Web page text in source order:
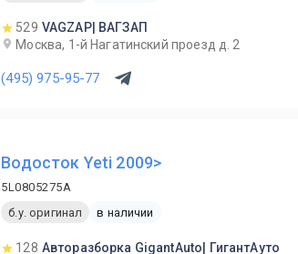
529 VAGZAP| ВАГЗАП
Москва, 1-й Нагатинский проезд д. 2
(495) 975-95-77
Водосток Yeti 2009>
5L0805275A
б.у. оригинал
в наличии
128 Авторазборка GigantAuto| ГигантАуто